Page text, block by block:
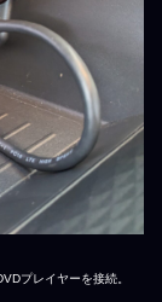
プレイヤーを接続。